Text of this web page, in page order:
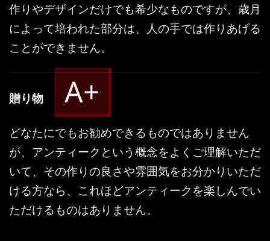
作りやデザインだけでも希少なものですが、歳月
によって培われた部分は、人の手では作りあげる
ことができません。
贈り物 A+
どなたにでもお勧めできるものではありません
が、アンティークという概念をよくご理解いただ
いて、その作りの良さや雰囲気をお分かりいただ
ける方なら、これほどアンティークを楽しんでい
ただけるものはありません。